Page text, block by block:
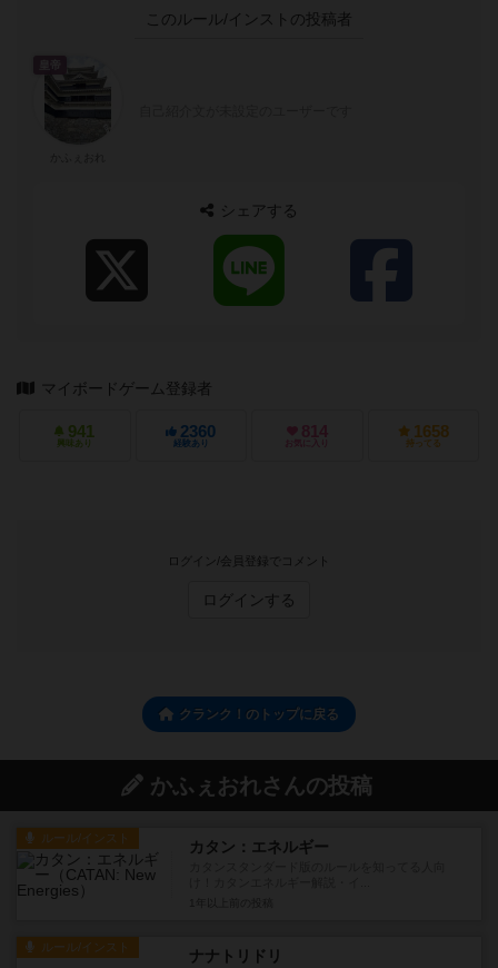
このルール/インストの投稿者
皇帝
シェアする
マイボードゲーム登録者
941
興味あり
2360
経験あり
814
お気に入り
1658
持ってる
ログイン/会員登録でコメント
ログインする
クランク！のトップに戻る
かふぇおれさんの投稿
ルール/インスト カタン：エネルギー
ルール/インスト ナナトリドリ